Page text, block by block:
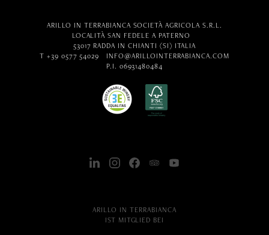
ARILLO IN TERRABIANCA SOCIETÀ AGRICOLA S.R.L.
LOCALITÀ SAN FEDELE A PATERNO
53017 RADDA IN CHIANTI (SI) ITALIA
T +39 0577 54029 INFO@ARILLOINTERRABIANCA.COM
P.I. 06931480484
ARILLO IN TERRABIANCA
IST MITGLIED BEI